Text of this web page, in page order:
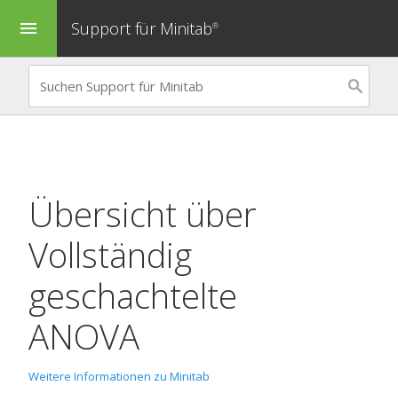
menu Support für Minitab®
Übersicht über
Vollständig
geschachtelte
ANOVA
Weitere Informationen zu Minitab